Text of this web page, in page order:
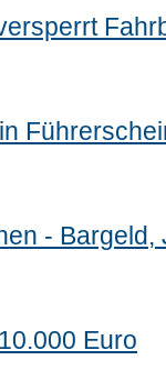
- Bargeld,
Euro